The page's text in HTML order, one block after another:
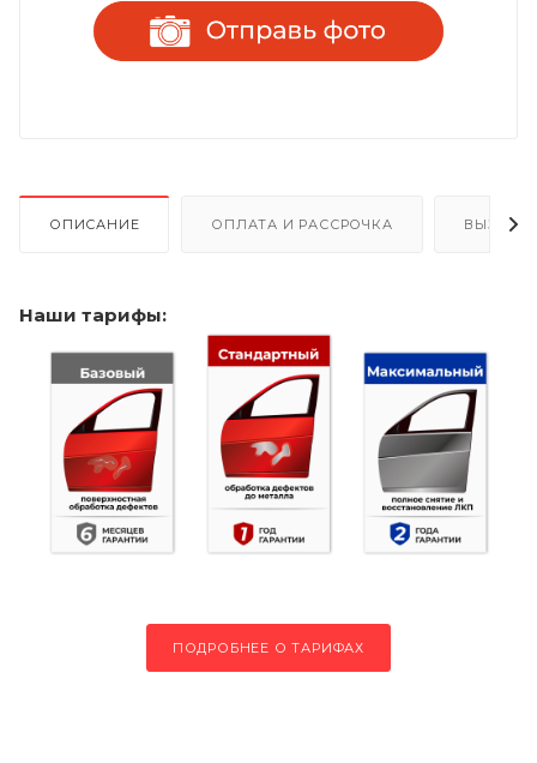
ОПИСАНИЕ ОПЛАТА И РАССРОЧКА ВЫЗОВ
Наши тарифы:
ПОДРОБНЕЕ О ТАРИФАХ